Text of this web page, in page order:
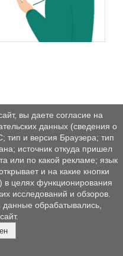
вы даете согласие на
данных (сведения о
тип и версия Браузера; тип
источник откуда пришел
или по какой рекламе; язык
и на какие кнопки
в целях функционирования
исследований и обзоров.
обрабатывались,